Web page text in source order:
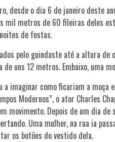
desde o dia 6 de janeiro deste
mil metros de 60 fileiras deles
de festas.
pelo guindaste até a altura
uns 12 metros. Embaixo, uma
a imaginar como ficariam a
Modernos”, o ator Charles
movimento. Depois de um dia
Uma mulher, na rua ia
os botões do vestido dela.